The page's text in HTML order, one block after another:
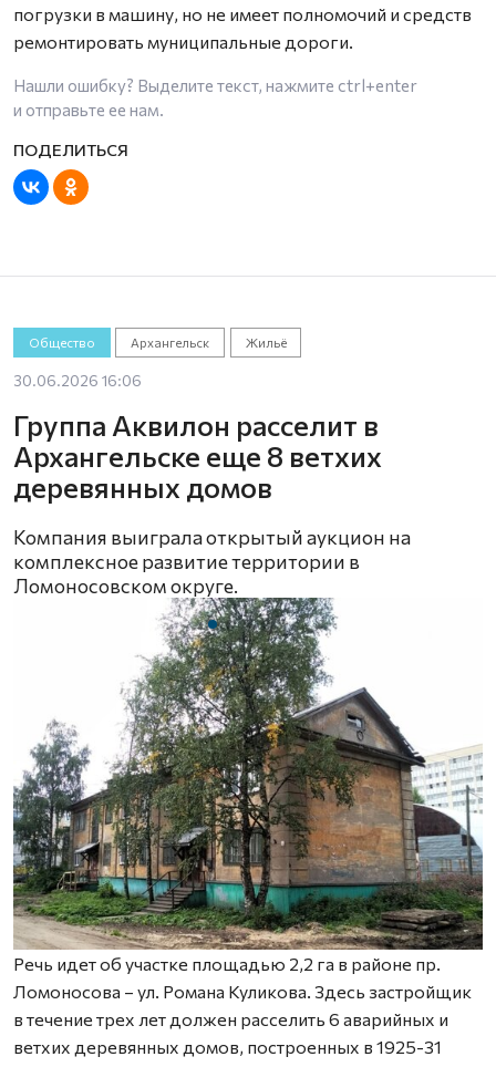
погрузки в машину, но не имеет полномочий и средств
ремонтировать муниципальные дороги.
Нашли ошибку? Выделите текст, нажмите ctrl+enter
и отправьте ее нам.
Общество Архангельск Жильё
30.06.2026 16:06
Группа Аквилон расселит в
Архангельске еще 8 ветхих
деревянных домов
Компания выиграла открытый аукцион на
комплексное развитие территории в
Ломоносовском округе.
Речь идет об участке площадью 2,2 га в районе пр.
Ломоносова – ул. Романа Куликова. Здесь застройщик
в течение трех лет должен расселить 6 аварийных и
ветхих деревянных домов, построенных в 1925-31